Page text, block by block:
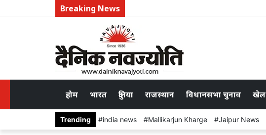
Breaking News
होम भारत दुनिया राजस्थान विधानसभा चुनाव खेल
Trending india news Mallikarjun Kharge Jaipur News